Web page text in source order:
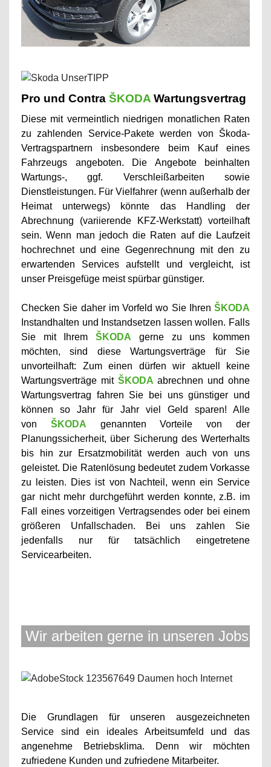
Pro und Contra ŠKODA Wartungsvertrag
Diese mit vermeintlich niedrigen monatlichen Raten
zu zahlenden Service-Pakete werden von
Škoda-
Vertragspartnern insbesondere beim Kauf eines
Fahrzeugs angeboten. Die Angebote beinhalten
Wartungs-, ggf. Verschleißarbeiten sowie
Dienstleistungen. Für Vielfahrer (wenn außerhalb der
Heimat unterwegs) könnte das Handling der
Abrechnung (variierende KFZ-Werkstatt) vorteilhaft
sein. Wenn man jedoch die Raten auf die Laufzeit
hochrechnet und eine Gegenrechnung mit den zu
erwartenden Services aufstellt und vergleicht, ist
unser Preisgefüge meist spürbar günstiger.
Checken Sie daher im Vorfeld wo Sie Ihren ŠKODA
Instandhalten und Instandsetzen lassen wollen. Falls
Sie mit Ihrem
ŠKODA
gerne zu uns kommen
möchten, sind diese Wartungsverträge für Sie
unvorteilhaft: Zum einen dürfen wir aktuell keine
Wartungsverträge mit ŠKODA abrechnen und ohne
Wartungsvertrag fahren Sie bei uns günstiger und
können so Jahr für Jahr viel Geld sparen! Alle
von
ŠKODA
genannten Vorteile von der
Planungssicherheit, über Sicherung des Werterhalts
bis hin zur Ersatzmobilität werden auch von uns
geleistet. Die Ratenlösung bedeutet zudem Vorkasse
zu leisten. Dies ist von Nachteil, wenn ein Service
gar nicht mehr durchgeführt werden konnte, z.B. im
Fall eines vorzeitigen Vertragsendes oder bei einem
größeren Unfallschaden. Bei uns zahlen Sie
jedenfalls nur für tatsächlich eingetretene
Servicearbeiten.
Wir arbeiten gerne in unseren Jobs
Die Grundlagen für unseren ausgezeichneten
Service sind ein ideales Arbeitsumfeld und das
angenehme Betriebsklima. Denn wir möchten
zufriedene Kunden und zufriedene Mitarbeiter.